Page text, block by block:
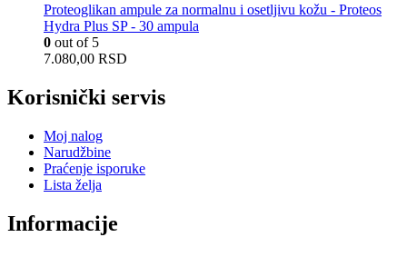
Proteoglikan ampule za normalnu i osetljivu kožu - Proteos
Hydra Plus SP - 30 ampula
0 out of 5
7.080,00 RSD
Korisnički servis
Moj nalog
Narudžbine
Praćenje isporuke
Lista želja
Informacije